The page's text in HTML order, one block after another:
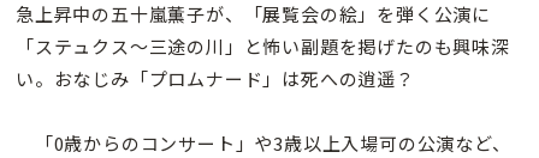
急上昇中の五十嵐薫子が、「展覧会の絵」を弾く公演に
「ステュクス〜三途の川」と怖い副題を掲げたのも興味深
い。おなじみ「プロムナード」は死への逍遥？
「0歳からのコンサート」や3歳以上入場可の公演など、